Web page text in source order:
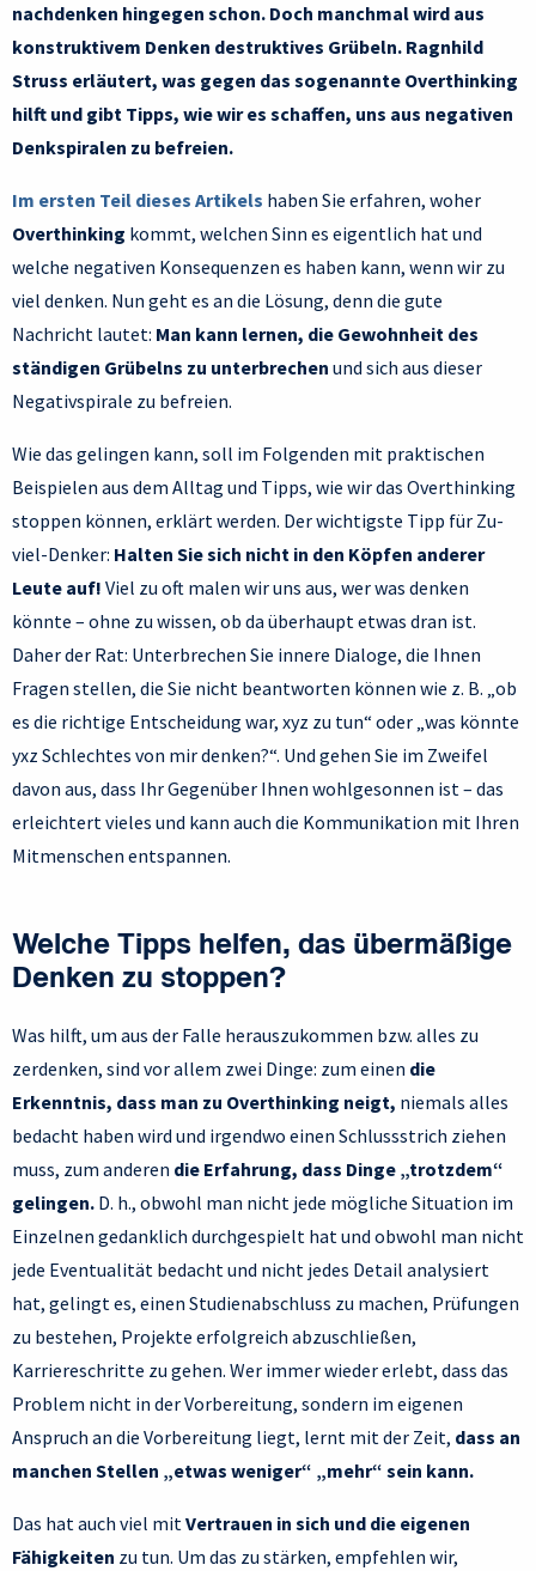
nachdenken hingegen schon. Doch manchmal wird aus
konstruktivem Denken destruktives Grübeln. Ragnhild
Struss erläutert, was gegen das sogenannte Overthinking
hilft und gibt Tipps, wie wir es schaffen, uns aus negativen
Denkspiralen zu befreien.
Im ersten Teil dieses Artikels haben Sie erfahren, woher
Overthinking kommt, welchen Sinn es eigentlich hat und
welche negativen Konsequenzen es haben kann, wenn wir zu
viel denken. Nun geht es an die Lösung, denn die gute
Nachricht lautet: Man kann lernen, die Gewohnheit des
ständigen Grübelns zu unterbrechen und sich aus dieser
Negativspirale zu befreien.
Wie das gelingen kann, soll im Folgenden mit praktischen
Beispielen aus dem Alltag und Tipps, wie wir das Overthinking
stoppen können, erklärt werden. Der wichtigste Tipp für Zu-
viel-Denker: Halten Sie sich nicht in den Köpfen anderer
Leute auf! Viel zu oft malen wir uns aus, wer was denken
könnte – ohne zu wissen, ob da überhaupt etwas dran ist.
Daher der Rat: Unterbrechen Sie innere Dialoge, die Ihnen
Fragen stellen, die Sie nicht beantworten können wie z. B. „ob
es die richtige Entscheidung war, xyz zu tun“ oder „was könnte
yxz Schlechtes von mir denken?“. Und gehen Sie im Zweifel
davon aus, dass Ihr Gegenüber Ihnen wohlgesonnen ist – das
erleichtert vieles und kann auch die Kommunikation mit Ihren
Mitmenschen entspannen.
Welche Tipps helfen, das übermäßige
Denken zu stoppen?
Was hilft, um aus der Falle herauszukommen bzw. alles zu
zerdenken, sind vor allem zwei Dinge: zum einen die
Erkenntnis, dass man zu Overthinking neigt, niemals alles
bedacht haben wird und irgendwo einen Schlussstrich ziehen
muss, zum anderen die Erfahrung, dass Dinge „trotzdem“
gelingen. D. h., obwohl man nicht jede mögliche Situation im
Einzelnen gedanklich durchgespielt hat und obwohl man nicht
jede Eventualität bedacht und nicht jedes Detail analysiert
hat, gelingt es, einen Studienabschluss zu machen, Prüfungen
zu bestehen, Projekte erfolgreich abzuschließen,
Karriereschritte zu gehen. Wer immer wieder erlebt, dass das
Problem nicht in der Vorbereitung, sondern im eigenen
Anspruch an die Vorbereitung liegt, lernt mit der Zeit, dass an
manchen Stellen „etwas weniger“ „mehr“ sein kann.
Das hat auch viel mitVertrauen in sich und die eigenen
Fähigkeiten zu tun. Um das zu stärken, empfehlen wir,